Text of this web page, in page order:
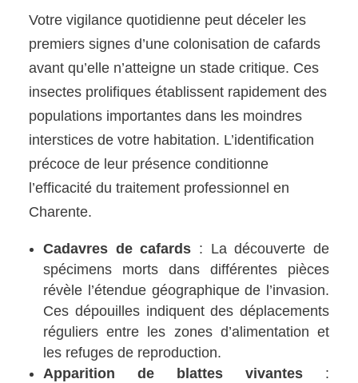
Votre vigilance quotidienne peut déceler les
premiers signes d’une colonisation de cafards
avant qu’elle n’atteigne un stade critique. Ces
insectes prolifiques établissent rapidement des
populations importantes dans les moindres
interstices de votre habitation. L’identification
précoce de leur présence conditionne
l’efficacité du traitement professionnel en
Charente.
Cadavres de cafards : La découverte de
spécimens morts dans différentes pièces
révèle l’étendue géographique de l’invasion.
Ces dépouilles indiquent des déplacements
réguliers entre les zones d’alimentation et
les refuges de reproduction.
Apparition de blattes vivantes: